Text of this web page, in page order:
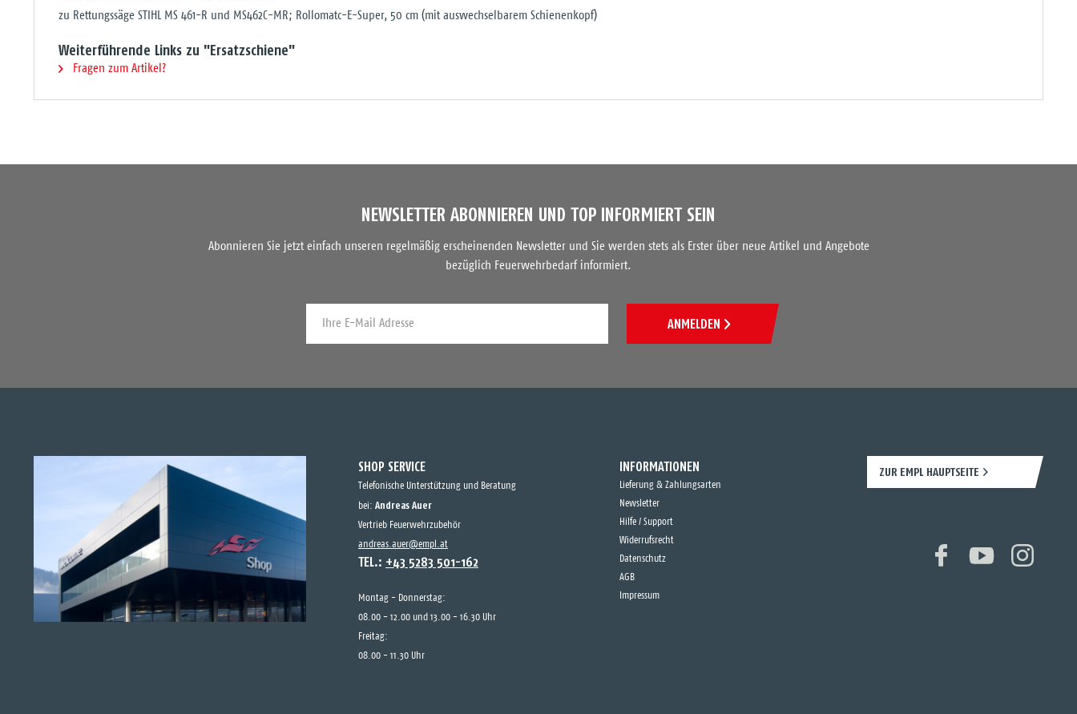
zu Rettungssäge STIHL MS 461-R und MS462C-MR; Rollomatc-E-Super, 50 cm (mit auswechselbarem Schienenkopf)
Weiterführende Links zu "Ersatzschiene"
Fragen zum Artikel?
NEWSLETTER ABONNIEREN UND TOP INFORMIERT SEIN
Abonnieren Sie jetzt einfach unseren regelmäßig erscheinenden Newsletter und Sie werden stets als Erster über neue Artikel und Angebote
bezüglich Feuerwehrbedarf informiert.
ANMELDEN
SHOP SERVICE
Telefonische Unterstützung und Beratung
bei: Andreas Auer
Vertrieb Feuerwehrzubehör
andreas.auer@empl.at
TEL.: +43 5283 501-162
Montag - Donnerstag:
08.00 - 12.00 und 13.00 - 16.30 Uhr
Freitag:
08.00 - 11.30 Uhr
INFORMATIONEN
Lieferung & Zahlungsarten
Newsletter
Hilfe / Support
Widerrufsrecht
Datenschutz
AGB
Impressum
ZUR EMPL HAUPTSEITE